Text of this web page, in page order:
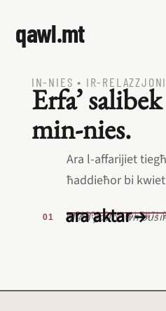
qawl.mt
IN‑NIES •
Erfa’
min‑nies.
Ara l‑affarijiet
ħaddieħor bi
L‑EQREB EKWIVALENTI
Mind your own
ara aktar →